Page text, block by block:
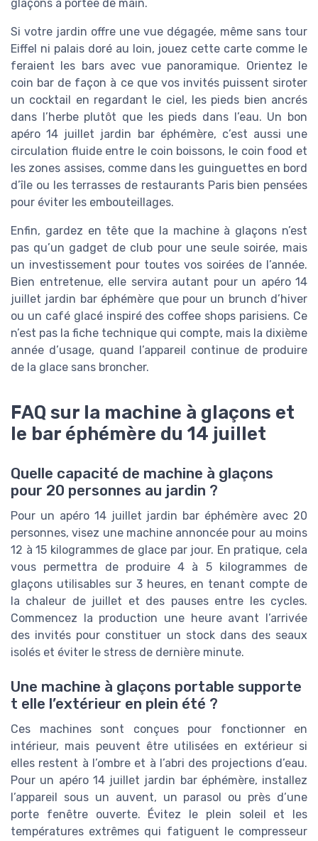
glaçons à portée de main.
Si votre jardin offre une vue dégagée, même sans tour
Eiffel ni palais doré au loin, jouez cette carte comme le
feraient les bars avec vue panoramique. Orientez le
coin bar de façon à ce que vos invités puissent siroter
un cocktail en regardant le ciel, les pieds bien ancrés
dans l’herbe plutôt que les pieds dans l’eau. Un bon
apéro 14 juillet jardin bar éphémère, c’est aussi une
circulation fluide entre le coin boissons, le coin food et
les zones assises, comme dans les guinguettes en bord
d’île ou les terrasses de restaurants Paris bien pensées
pour éviter les embouteillages.
Enfin, gardez en tête que la machine à glaçons n’est
pas qu’un gadget de club pour une seule soirée, mais
un investissement pour toutes vos soirées de l’année.
Bien entretenue, elle servira autant pour un apéro 14
juillet jardin bar éphémère que pour un brunch d’hiver
ou un café glacé inspiré des coffee shops parisiens. Ce
n’est pas la fiche technique qui compte, mais la dixième
année d’usage, quand l’appareil continue de produire
de la glace sans broncher.
FAQ sur la machine à glaçons et
le bar éphémère du 14 juillet
Quelle capacité de machine à glaçons
pour 20 personnes au jardin ?
Pour un apéro 14 juillet jardin bar éphémère avec 20
personnes, visez une machine annoncée pour au moins
12 à 15 kilogrammes de glace par jour. En pratique, cela
vous permettra de produire 4 à 5 kilogrammes de
glaçons utilisables sur 3 heures, en tenant compte de
la chaleur de juillet et des pauses entre les cycles.
Commencez la production une heure avant l’arrivée
des invités pour constituer un stock dans des seaux
isolés et éviter le stress de dernière minute.
Une machine à glaçons portable supporte
t elle l’extérieur en plein été ?
Ces machines sont conçues pour fonctionner en
intérieur, mais peuvent être utilisées en extérieur si
elles restent à l’ombre et à l’abri des projections d’eau.
Pour un apéro 14 juillet jardin bar éphémère, installez
l’appareil sous un auvent, un parasol ou près d’une
porte fenêtre ouverte. Évitez le plein soleil et les
températures extrêmes qui fatiguent le compresseur